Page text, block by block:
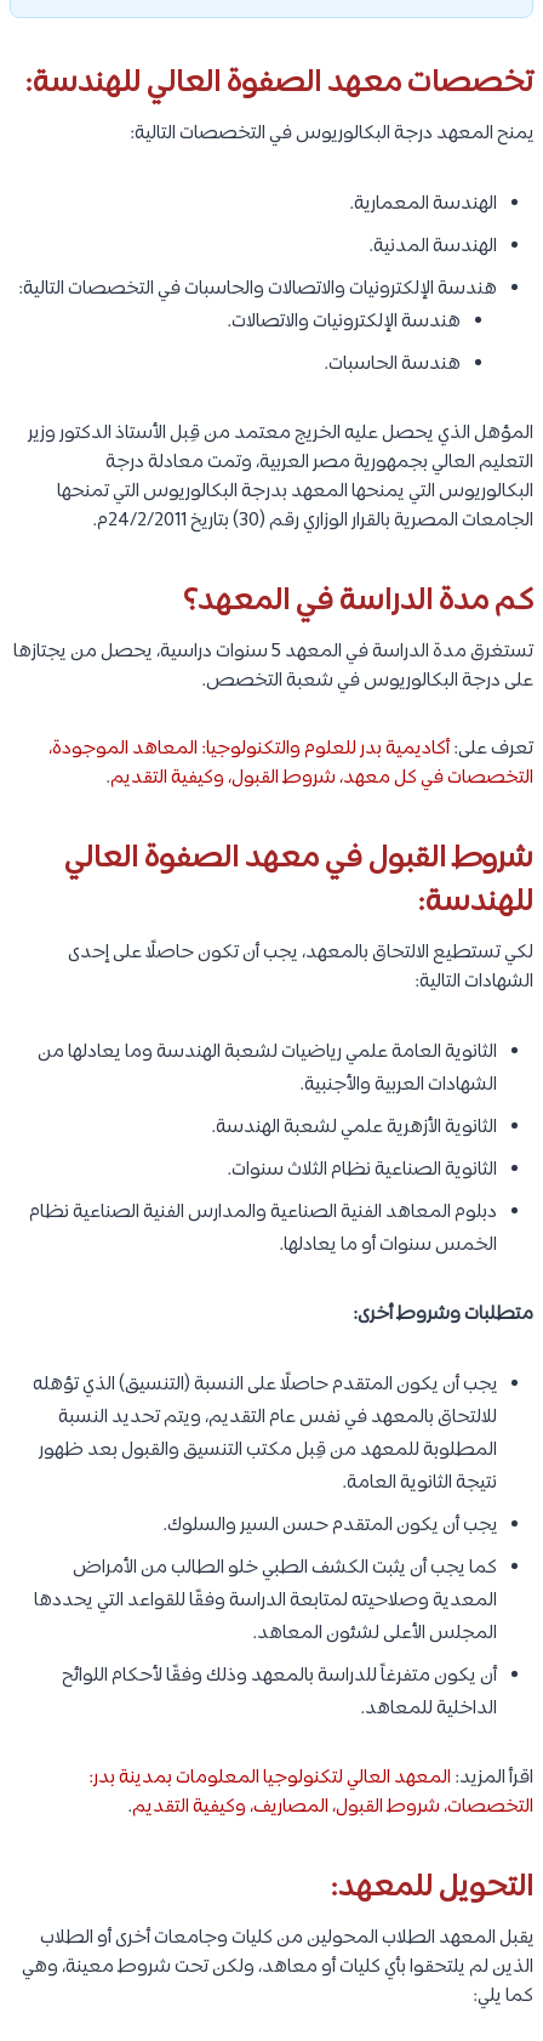
تخصصات معهد الصفوة العالي للهندسة:
يمنح المعهد درجة البكالوريوس في التخصصات التالية:
الهندسة المعمارية.
الهندسة المدنية.
هندسة الإلكترونيات والاتصالات والحاسبات في التخصصات التالية:
هندسة الإلكترونيات والاتصالات.
هندسة الحاسبات.
المؤهل الذي يحصل عليه الخريج معتمد من قِبل الأستاذ الدكتور وزير
التعليم العالي بجمهورية مصر العربية، وتمت معادلة درجة
البكالوريوس التي يمنحها المعهد بدرجة البكالوريوس التي تمنحها
الجامعات المصرية بالقرار الوزاري رقم (30) بتاريخ 24/2/2011م.
كم مدة الدراسة في المعهد؟
تستغرق مدة الدراسة في المعهد 5 سنوات دراسية، يحصل من يجتازها
على درجة البكالوريوس في شعبة التخصص.
تعرف على:أكاديمية بدر للعلوم والتكنولوجيا: المعاهد الموجودة،
التخصصات في كل معهد، شروط القبول، وكيفية التقديم.
شروط القبول في معهد الصفوة العالي
للهندسة:
لكي تستطيع الالتحاق بالمعهد، يجب أن تكون حاصلًا على إحدى
الشهادات التالية:
الثانوية العامة علمي رياضيات لشعبة الهندسة وما يعادلها من
الشهادات العربية والأجنبية.
الثانوية الأزهرية علمي لشعبة الهندسة.
الثانوية الصناعية نظام الثلاث سنوات.
دبلوم المعاهد الفنية الصناعية والمدارس الفنية الصناعية نظام
الخمس سنوات أو ما يعادلها.
متطلبات وشروط أخرى:
يجب أن يكون المتقدم حاصلًا على النسبة (التنسيق) الذي تؤهله
للالتحاق بالمعهد في نفس عام التقديم، ويتم تحديد النسبة
المطلوبة للمعهد من قِبل مكتب التنسيق والقبول بعد ظهور
نتيجة الثانوية العامة.
يجب أن يكون المتقدم حسن السير والسلوك.
كما يجب أن يثبت الكشف الطبي خلو الطالب من الأمراض
المعدية وصلاحيته لمتابعة الدراسة وفقًا للقواعد التي يحددها
المجلس الأعلى لشئون المعاهد.
أن يكون متفرغاً للدراسة بالمعهد وذلك وفقًا لأحكام اللوائح
الداخلية للمعاهد.
اقرأ المزيد: المعهد العالي لتكنولوجيا المعلومات بمدينة بدر:
التخصصات، شروط القبول، المصاريف، وكيفية التقديم.
التحويل للمعهد:
يقبل المعهد الطلاب المحولين من كليات وجامعات أخرى أو الطلاب
الذين لم يلتحقوا بأي كليات أو معاهد، ولكن تحت شروط معينة، وهي
كما يلي: